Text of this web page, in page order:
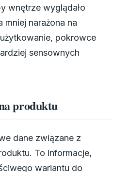
wnętrze wyglądało
mniej narażona na
pokrowce
sensownych
produktu
dane związane z
To informacje,
wariantu do